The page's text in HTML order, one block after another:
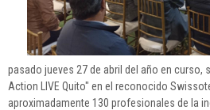
pasado jueves 27 de abril del año en curso,
Action LIVE Quito" en el reconocido
aproximadamente 130 profesionales de la